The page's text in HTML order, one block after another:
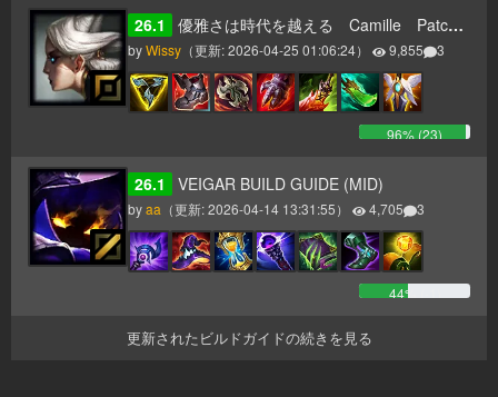
26.1 優雅さは時代を越える Camille Patch26.1～
byWissy （更新:2026-04-25 01:06:24） 9,855 3
96% (23)
26.1 VEIGAR BUILD GUIDE (MID)
byaa （更新:2026-04-14 13:31:55） 4,705 3
44% (
更新されたビルドガイドの続きを見る